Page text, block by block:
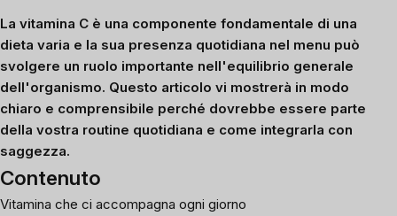
La vitamina C è una componente fondamentale di una
dieta varia e la sua presenza quotidiana nel menu può
svolgere un ruolo importante nell'equilibrio generale
dell'organismo. Questo articolo vi mostrerà in modo
chiaro e comprensibile perché dovrebbe essere parte
della vostra routine quotidiana e come integrarla con
saggezza.
Contenuto
Vitamina che ci accompagna ogni giorno